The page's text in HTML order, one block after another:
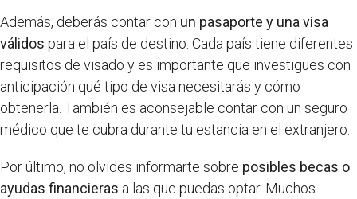
Además, deberás contar con un pasaporte y una visa
válidos para el país de destino. Cada país tiene diferentes
requisitos de visado y es importante que investigues con
anticipación qué tipo de visa necesitarás y cómo
obtenerla. También es aconsejable contar con un seguro
médico que te cubra durante tu estancia en el extranjero.
Por último, no olvides informarte sobre posibles becas o
ayudas financieras a las que puedas optar. Muchos